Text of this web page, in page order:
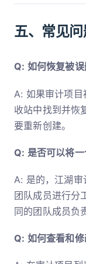
五、常见
Q: 如何恢复被误
A: 如果审计项
收站中找到并恢
要重新创建。
Q: 是否可以将一
A: 是的，江湖
团队成员进行分
同的团队成员负
Q: 如何查看和修